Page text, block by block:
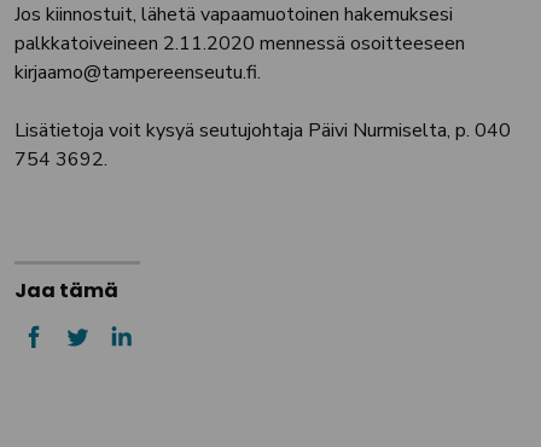
Jos kiinnostuit, lähetä vapaamuotoinen hakemuksesi
palkkatoiveineen 2.11.2020 mennessä osoitteeseen
kirjaamo@tampereenseutu.fi.
Lisätietoja voit kysyä seutujohtaja Päivi Nurmiselta, p. 040
754 3692.
Jaa tämä